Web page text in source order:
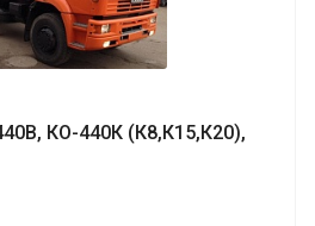
КО-440К (К8,К15,К20),